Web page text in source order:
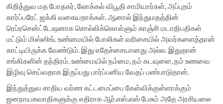
கிறித்துவ மத போதகர், லோக்கல் விபூதி சாமியார்கள், அப்புறம்
கார்ப்பரேட் ஜக்கி வகையறாக்கள். ஆனால் இந்துமதத்தின்
ரெப்ரசென்ட்டேஷனாக சொல்லிக்கொள்ளும் காஞ்சி மடாதிபதிகள்
மட்டும் மிஸ்ஸிங். உண்மையில் போலிகள் வரிசையில் அவர்களைத்தான்
காட்டியிருக்க வேண்டும். இது எதேச்சையானது அல்ல. இதுதான்
சங்கிகளின் தந்திரம். உண்மையில் நம்மை, நம் கடவுளை, நம் உணவை
இழிவு செய்வதாக இருப்பது பார்ப்பனிய வேதப் பண்பாடுதான்.
இந்துத்துவ சாதிய வர்ண கட்டமைப்பை கேள்விக்குள்ளாக்கும்
ஜனநாயகவாதிகளுக்கு எதிராக ஆர்.எஸ்.எஸ் பேசும் அதே அரசியலை